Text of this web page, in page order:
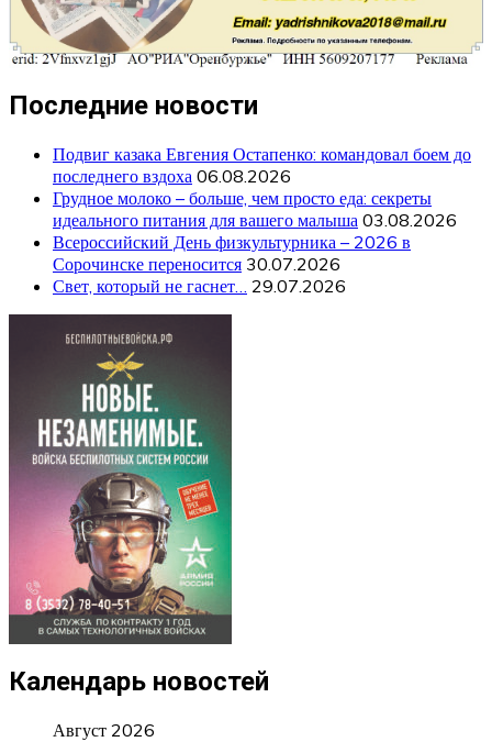
Последние новости
Подвиг казака Евгения Остапенко: командовал боем до
последнего вздоха 06.08.2026
Грудное молоко – больше, чем просто еда: секреты
идеального питания для вашего малыша 03.08.2026
Всероссийский День физкультурника – 2026 в
Сорочинске переносится 30.07.2026
Свет, который не гаснет…
29.07.2026
Календарь новостей
Август 2026